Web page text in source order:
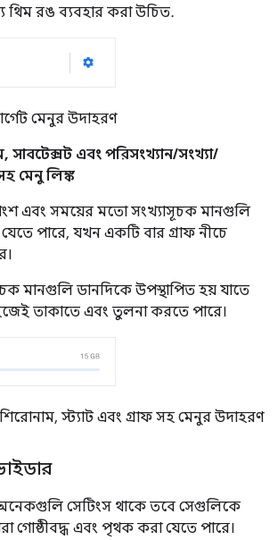
থিম রঙ ব্যবহার করা উচিত.
মেনুর উদাহরণ
এবং পরিসংখ্যান/সংখ্যা/
মেনু লিঙ্ক
এবং সময়ের মতো সংখ্যাসূচক মানগুলি
পারে, যখন একটি বার গ্রাফ নীচে
মানগুলি ডানদিকে উপস্থাপিত হয় যাতে
তাকাতে এবং তুলনা করতে পারে।
স্ট্যাট এবং গ্রাফ সহ মেনুর উদাহরণ
অনেকগুলি সেটিংস থাকে তবে সেগুলিকে
গোষ্ঠীবদ্ধ এবং পৃথক করা যেতে পারে।